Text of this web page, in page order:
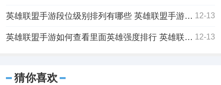
英雄联盟手游段位级别排列有哪些 英雄联盟手游段位级别排列介绍 12-13
英雄联盟手游如何查看里面英雄强度排行 英雄联盟手游英雄强度排行一览 12-13
猜你喜欢